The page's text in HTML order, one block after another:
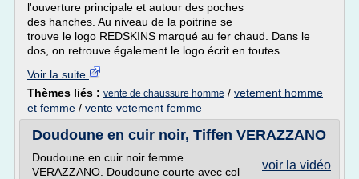
l'ouverture principale et autour des poches
des hanches. Au niveau de la poitrine se
trouve le logo REDSKINS marqué au fer chaud. Dans le
dos, on retrouve également le logo écrit en toutes...
Voir la suite
Thèmes liés : vente de chaussure homme / vetement homme
et femme / vente vetement femme
Doudoune en cuir noir, Tiffen VERAZZANO
voir la vidéo
Doudoune en cuir noir femme
VERAZZANO. Doudoune courte avec col